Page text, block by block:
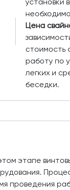
Цена
стоимость
работу по
легких и
беседки.
этапе
проведения